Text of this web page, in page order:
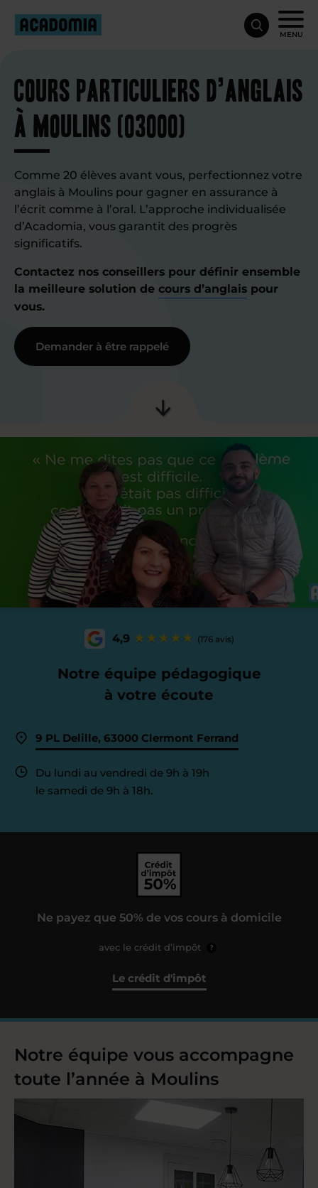
MENU
Cours particuliers d’anglais
à Moulins (03000)
Comme 20 élèves avant vous, perfectionnez votre
anglais à Moulins pour gagner en assurance à
l’écrit comme à l’oral. L’approche individualisée
d’Acadomia, vous garantit des progrès
significatifs.
Contactez nos conseillers pour définir ensemble
la meilleure solution de cours d’anglais pour
vous.
Demander à être rappelé
4,9 (176 avis)
Notre équipe pédagogique
à votre écoute
9 PL Delille, 63000 Clermont Ferrand
Du lundi au vendredi de 9h à 19h
le samedi de 9h à 18h.
Ne payez que 50% de vos cours à domicile
avec le crédit d’impôt ?
Le crédit d'impôt
Notre équipe vous accompagne
toute l’année à Moulins